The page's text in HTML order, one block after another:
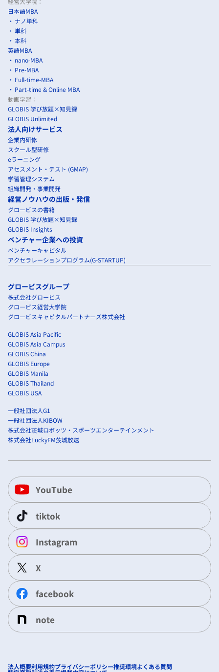
日本語MBA
ナノ単科
単科
本科
英語MBA
nano-MBA
Pre-MBA
Full-time-MBA
Part-time & Online MBA
動画学習：
GLOBIS 学び放題×知見録
GLOBIS Unlimited
法人向けサービス
企業内研修
スクール型研修
eラーニング
アセスメント・テスト (GMAP)
学習管理システム
組織開発・事業開発
経営ノウハウの出版・発信
グロービスの書籍
GLOBIS 学び放題×知見録
GLOBIS Insights
ベンチャー企業への投資
ベンチャーキャピタル
アクセラレーションプログラム(G-STARTUP)
グロービスグループ
株式会社グロービス
グロービス経営大学院
グロービスキャピタルパートナーズ株式会社
GLOBIS Asia Pacific
GLOBIS Asia Campus
GLOBIS China
GLOBIS Europe
GLOBIS Manila
GLOBIS Thailand
GLOBIS USA
一般社団法人G1
一般社団法人KIBOW
株式会社茨城ロボッツ・スポーツエンターテインメント
株式会社LuckyFM茨城放送
YouTube
tiktok
Instagram
X
facebook
note
法人概要利用規約プライバシーポリシー推奨環境よくある質問